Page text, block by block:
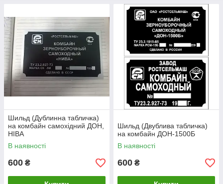
Шильд (Дублинна табличка)
на комбайн самохідний ДОН,
НІВА
В наявності
600 ₴
Шильд (Двублива табличка)
на комбайн ДОН-1500Б
В наявності
600 ₴